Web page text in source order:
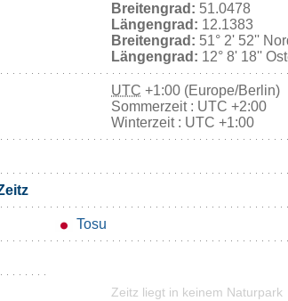
Breitengrad: 51.0478
Längengrad: 12.1383
Breitengrad: 51° 2' 52''
Längengrad: 12° 8' 18''
UTC +1:00 (Europe/Berlin)
Sommerzeit : UTC +2:00
Winterzeit : UTC +1:00
Tosu
Zeitz liegt in keinem Naturpark